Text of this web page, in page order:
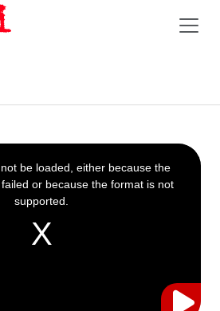
be loaded, either because the
or because the format is not
supported.